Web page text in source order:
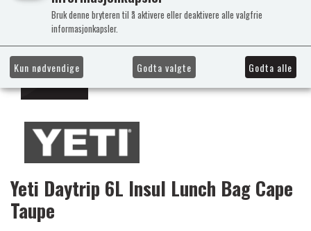
Yeti Daytrip 6L Insul Lunch Bag Cape
Taupe
Bruk denne bryteren til å aktivere eller deaktivere alle valgfrie
informasjonkapsler.
Kun nødvendige Godta valgte Godta alle